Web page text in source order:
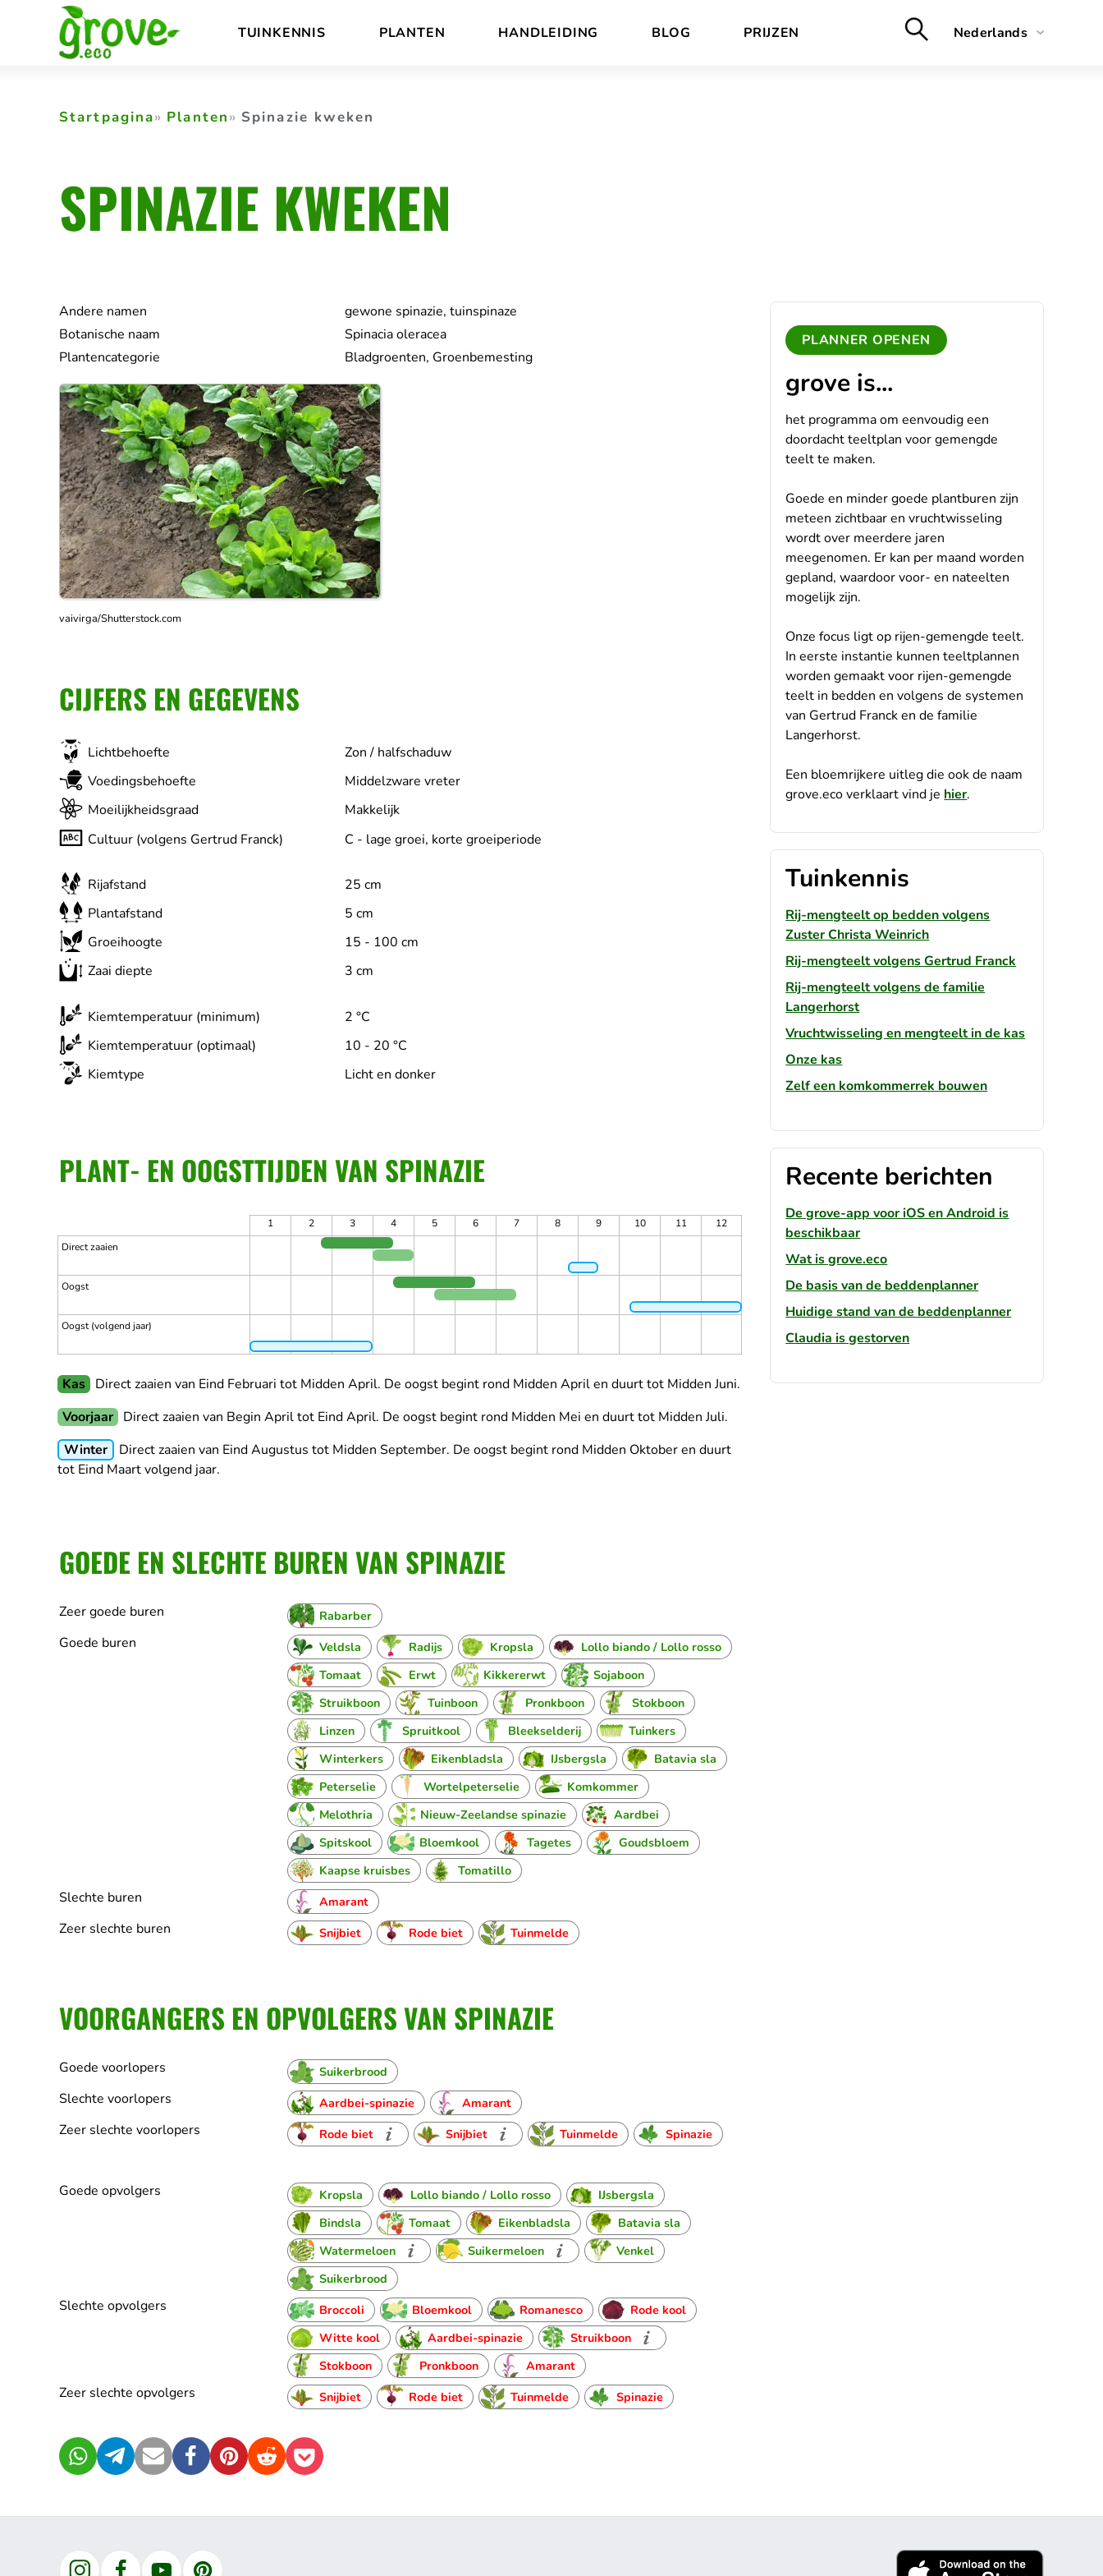
TUINKENNIS PLANTEN HANDLEIDING BLOG PRIJZEN Nederlands
Startpagina Planten Spinazie kweken
SPINAZIE KWEKEN
Andere namen
gewone spinazie, tuinspinaze
Botanische naam
Spinacia oleracea
Plantencategorie
Bladgroenten, Groenbemesting
vaivirga/Shutterstock.com
CIJFERS EN GEGEVENS
Lichtbehoefte
Zon / halfschaduw
Voedingsbehoefte
Middelzware vreter
Moeilijkheidsgraad
Makkelijk
Cultuur (volgens Gertrud Franck)
C - lage groei, korte groeiperiode
Rijafstand
25 cm
Plantafstand
5 cm
Groeihoogte
15 - 100 cm
Zaai diepte
3 cm
Kiemtemperatuur (minimum)
2 °C
Kiemtemperatuur (optimaal)
10 - 20 °C
Kiemtype
Licht en donker
PLANT- EN OOGSTTIJDEN VAN SPINAZIE
1 2 3 4 5 6 7 8 9 10 11
12
Direct zaaien
Oogst
Oogst (volgend jaar)
Kas Direct zaaien van Eind Februari tot Midden April. De oogst begint rond Midden April en duurt tot Midden Juni.
Voorjaar Direct zaaien van Begin April tot Eind April. De oogst begint rond Midden Mei en duurt tot Midden Juli.
Winter
Direct zaaien van Eind Augustus tot Midden September. De oogst begint rond Midden Oktober en duurt
tot Eind Maart volgend jaar.
GOEDE EN SLECHTE BUREN VAN SPINAZIE
Zeer goede buren Rabarber
Goede buren Veldsla Radijs Kropsla
Lollo biando / Lollo rosso
Tomaat
Erwt Kikkererwt
Sojaboon
Struikboon
Tuinboon Pronkboon
Stokboon
Linzen
Spruitkool Bleekselderij
Tuinkers
Winterkers
Eikenbladsla IJsbergsla
Batavia sla
Peterselie
Wortelpeterselie
Komkommer
Melothria
Nieuw-Zeelandse spinazie
Aardbei
Spitskool
Bloemkool Tagetes
Goudsbloem
Kaapse kruisbes
Tomatillo
Slechte buren Amarant
Zeer slechte buren Snijbiet Rode biet Tuinmelde
VOORGANGERS EN OPVOLGERS VAN SPINAZIE
Goede voorlopers Suikerbrood
Slechte voorlopers Aardbei-spinazie Amarant
Zeer slechte voorlopers Rode biet Snijbiet Tuinmelde Spinazie
Goede opvolgers Kropsla Lollo biando / Lollo rosso
IJsbergsla
Bindsla
Tomaat Eikenbladsla
Batavia sla
Watermeloen
Suikermeloen
Venkel
Suikerbrood
Slechte opvolgers Broccoli Bloemkool Romanesco
Rode kool
Witte kool
Aardbei-spinazie
Struikboon
Stokboon
Pronkboon Amarant
Zeer slechte opvolgers Snijbiet Rode biet Tuinmelde Spinazie
WhatsAppTelegram
Mail FacebookPinterestRedditPocket
PLANNER OPENEN
grove is...
het programma om eenvoudig een
doordacht teeltplan voor gemengde
teelt te maken.
Goede en minder goede plantburen zijn
meteen zichtbaar en vruchtwisseling
wordt over meerdere jaren
meegenomen. Er kan per maand worden
gepland, waardoor voor- en nateelten
mogelijk zijn.
Onze focus ligt op rijen-gemengde teelt.
In eerste instantie kunnen teeltplannen
worden gemaakt voor rijen-gemengde
teelt in bedden en volgens de systemen
van Gertrud Franck en de familie
Langerhorst.
Een bloemrijkere uitleg die ook de naam
grove.eco verklaart vind je hier.
Tuinkennis
Rij-mengteelt op bedden volgens
Zuster Christa Weinrich
Rij-mengteelt volgens Gertrud Franck
Rij-mengteelt volgens de familie
Langerhorst
Vruchtwisseling en mengteelt in de kas
Onze kas
Zelf een komkommerrek bouwen
Recente berichten
De grove-app voor iOS en Android is
beschikbaar
Wat is grove.eco
De basis van de beddenplanner
Huidige stand van de beddenplanner
Claudia is gestorven